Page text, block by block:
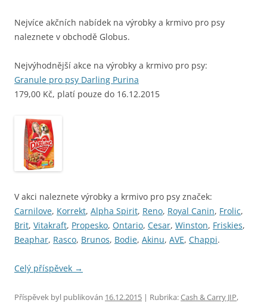
Nejvíce akčních nabídek na výrobky a krmivo pro psy
naleznete v obchodě Globus.
Nejvýhodnější akce na výrobky a krmivo pro psy:
Granule pro psy Darling Purina
179,00 Kč, platí pouze do 16.12.2015
V akci naleznete výrobky a krmivo pro psy značek:
Carnilove, Korrekt, Alpha Spirit, Reno, Royal Canin, Frolic,
Brit, Vitakraft, Propesko, Ontario, Cesar, Winston, Friskies,
Beaphar, Rasco, Brunos, Bodie, Akinu, AVE, Chappi.
Celý příspěvek →
Příspěvek byl publikován 16.12.2015 | Rubrika:Cash & Carry JIP,